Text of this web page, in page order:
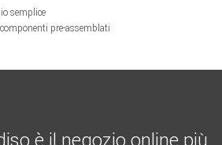
semplice
pre-assemblati
è il negozio online più